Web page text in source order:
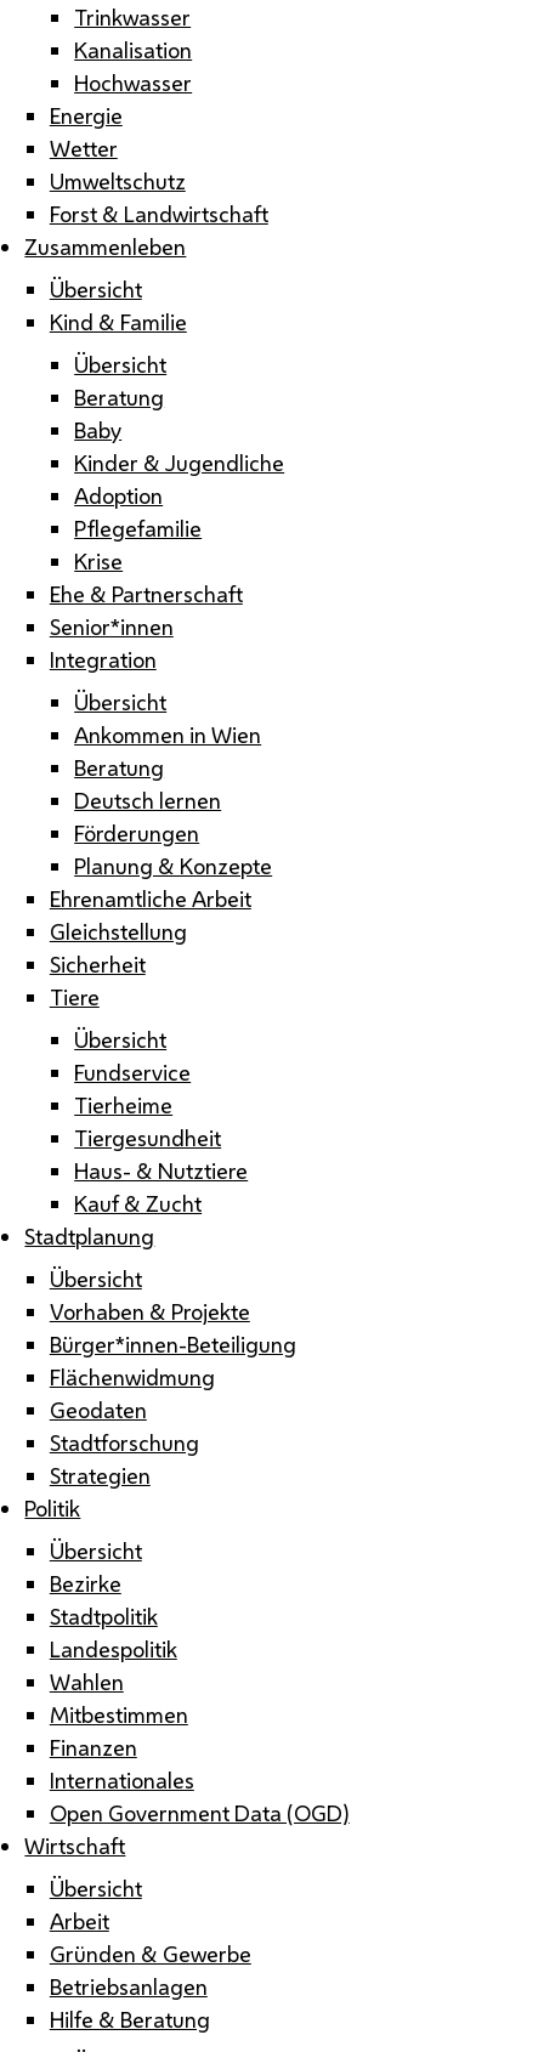
Trinkwasser
Kanalisation
Hochwasser
Energie
Wetter
Umweltschutz
Forst & Landwirtschaft
Zusammenleben
Übersicht
Kind & Familie
Übersicht
Beratung
Baby
Kinder & Jugendliche
Adoption
Pflegefamilie
Krise
Ehe & Partnerschaft
Senior*innen
Integration
Übersicht
Ankommen in Wien
Beratung
Deutsch lernen
Förderungen
Planung & Konzepte
Ehrenamtliche Arbeit
Gleichstellung
Sicherheit
Tiere
Übersicht
Fundservice
Tierheime
Tiergesundheit
Haus- & Nutztiere
Kauf & Zucht
Stadtplanung
Übersicht
Vorhaben & Projekte
Bürger*innen-Beteiligung
Flächenwidmung
Geodaten
Stadtforschung
Strategien
Politik
Übersicht
Bezirke
Stadtpolitik
Landespolitik
Wahlen
Mitbestimmen
Finanzen
Internationales
Open Government Data (OGD)
Wirtschaft
Übersicht
Arbeit
Gründen & Gewerbe
Betriebsanlagen
Hilfe & Beratung